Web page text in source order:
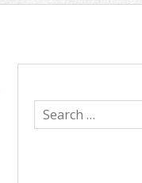
Search
for: